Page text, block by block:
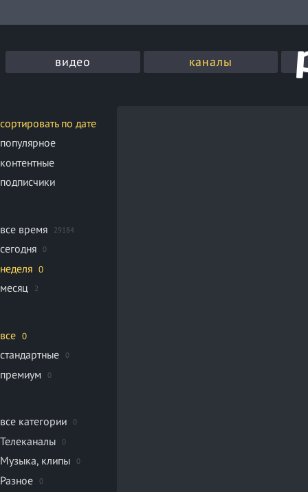
видео каналы
сортировать по дате
популярное
контентные
подписчики
все время 29184
сегодня 0
неделя 0
месяц 2
все 0
стандартные 0
премиум 0
все категории 0
Телеканалы 0
Музыка, клипы 0
Разное 0